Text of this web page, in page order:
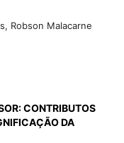
Robson Malacarne
CONTRIBUTOS
DA